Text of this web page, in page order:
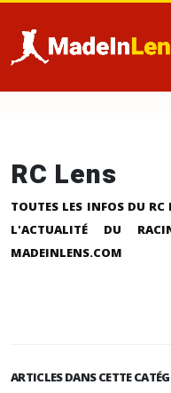
RC Lens
TOUTES LES INFOS DU RC
L'ACTUALITÉ DU
MADEINLENS.COM
ARTICLES DANS CETTE